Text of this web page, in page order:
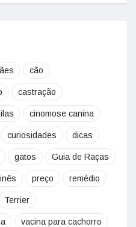
cão
castração
cinomose canina
curiosidades dicas
gatos Guia de Raças
preço remédio
Terrier
vacina para cachorro